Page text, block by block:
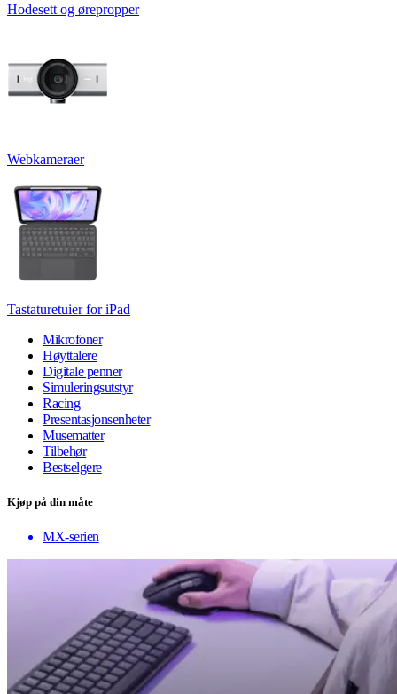
Hodesett og ørepropper
Webkameraer
Tastaturetuier for iPad
Mikrofoner
Høyttalere
Digitale penner
Simuleringsutstyr
Racing
Presentasjonsenheter
Musematter
Tilbehør
Bestselgere
Kjøp på din måte
MX-serien